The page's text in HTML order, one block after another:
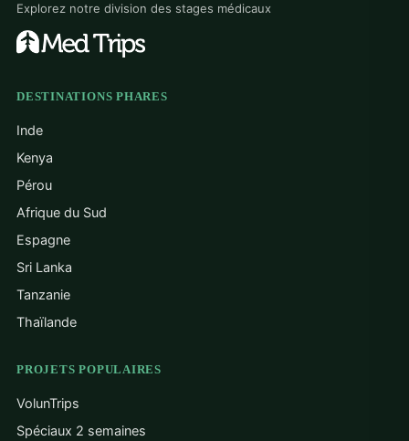
Explorez notre division des stages médicaux
DESTINATIONS PHARES
Inde
Kenya
Pérou
Afrique du Sud
Espagne
Sri Lanka
Tanzanie
Thaïlande
PROJETS POPULAIRES
VolunTrips
Spéciaux 2 semaines